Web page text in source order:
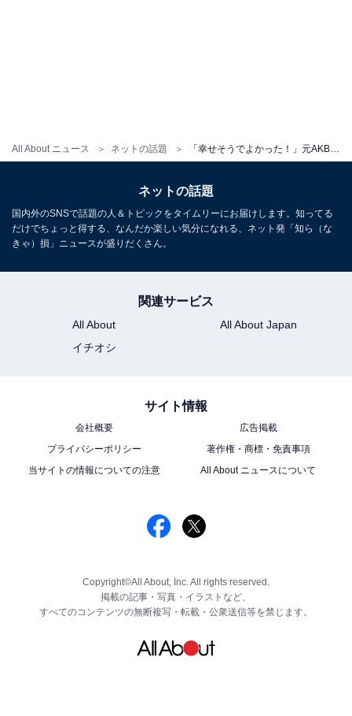
All About ニュース ネットの話題
ネットの話題
国内外のSNSで話題の人＆トピックをタイムリーにお届けします。知ってる
だけでちょっと得する、なんだか楽しい気分になれる、ネット発「知ら（な
きゃ）損」ニュースが盛りだくさん。
関連サービス
All About
All About Japan
イチオシ
サイト情報
会社概要
広告掲載
プライバシーポリシー
著作権・商標・免責事項
当サイトの情報についての注意
All About ニュースについて
Copyright©All About, Inc. All rights reserved.
掲載の記事・写真・イラストなど、
すべてのコンテンツの無断複写・転載・公衆送信等を禁じます。